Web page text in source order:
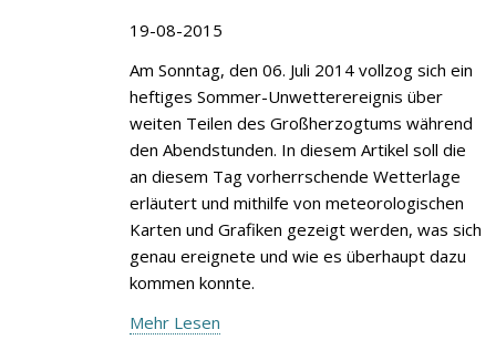
19-08-2015
Am Sonntag, den 06. Juli 2014 vollzog sich ein
heftiges Sommer-Unwetterereignis über
weiten Teilen des Großherzogtums während
den Abendstunden. In diesem Artikel soll die
an diesem Tag vorherrschende Wetterlage
erläutert und mithilfe von meteorologischen
Karten und Grafiken gezeigt werden, was sich
genau ereignete und wie es überhaupt dazu
kommen konnte.
Mehr Lesen